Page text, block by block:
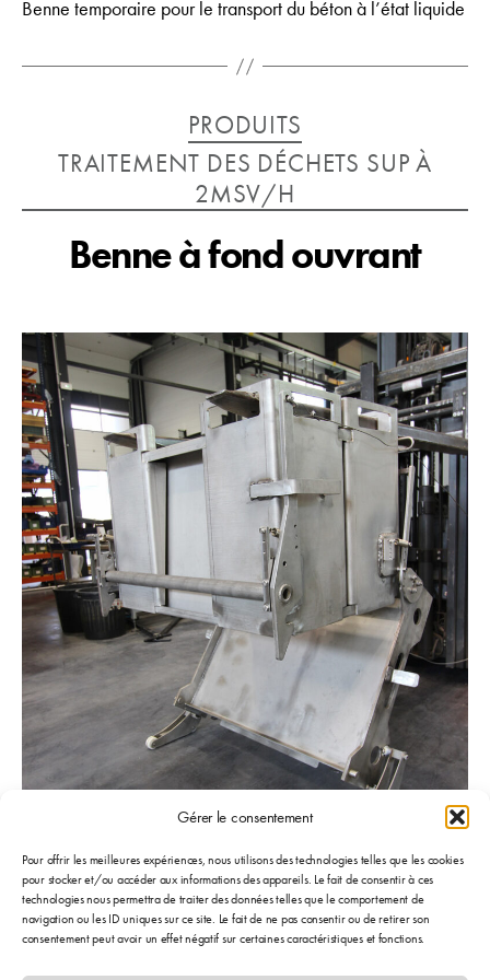
Gérer le consentement
Pour offrir les meilleures expériences, nous utilisons des technologies telles que les cookies
pour stocker et/ou accéder aux informations des appareils. Le fait de consentir à ces
technologies nous permettra de traiter des données telles que le comportement de
navigation ou les ID uniques sur ce site. Le fait de ne pas consentir ou de retirer son
consentement peut avoir un effet négatif sur certaines caractéristiques et fonctions.
Benne temporaire pour le transport du béton à l’état liquide
Catégories
PRODUITS
TRAITEMENT DES DÉCHETS SUP À
2MSV/H
Benne à fond ouvrant